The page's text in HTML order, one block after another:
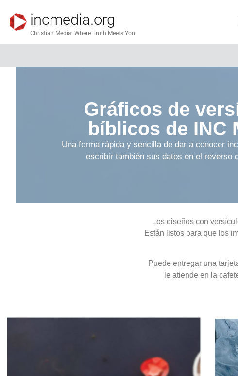
incmedia.org
Christian Media: Where Truth Meets You
Gráficos de
bíblicos de INC
Una forma rápida y sencilla de dar a conocer
escribir también sus datos en el reverso
Los diseños con
Están listos para que los
Puede entregar una
le atiende en la